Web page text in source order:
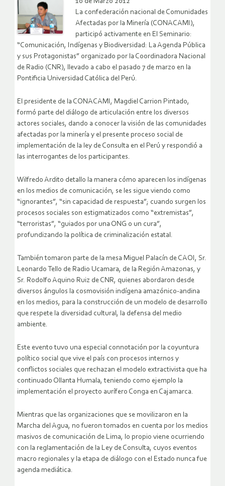
La confederación nacional de Comunidades
Afectadas por la Minería (CONACAMI),
participó activamente en El Seminario:
“Comunicación, Indígenas y Biodiversidad: La Agenda Pública
y sus Protagonistas” organizado por la Coordinadora Nacional
de Radio (CNR), llevado a cabo el pasado 7 de marzo en la
Pontificia Universidad Católica del Perú.
El presidente de la CONACAMI, Magdiel Carrion Pintado,
formó parte del diálogo de articulación entre los diversos
actores sociales, dando a conocer la visión de las comunidades
afectadas por la minería y el presente proceso social de
implementación de la ley de Consulta en el Perú y respondió a
las interrogantes de los participantes.
Wilfredo Ardito detallo la manera cómo aparecen los indígenas
en los medios de comunicación, se les sigue viendo como
“ignorantes”, “sin capacidad de respuesta”; cuando surgen los
procesos sociales son estigmatizados como “extremistas”,
“terroristas”, “guiados por una ONG o un cura”,
profundizando la política de criminalización estatal.
También tomaron parte de la mesa Miguel Palacín de CAOI, Sr.
Leonardo Tello de Radio Ucamara, de la Región Amazonas, y
Sr. Rodolfo Aquino Ruiz de CNR, quienes abordaron desde
diversos ángulos la cosmovisión indígena amazónico-andina
en los medios, para la construcción de un modelo de desarrollo
que respete la diversidad cultural, la defensa del medio
ambiente.
Este evento tuvo una especial connotación por la coyuntura
político social que vive el país con procesos internos y
conflictos sociales que rechazan el modelo extractivista que ha
continuado Ollanta Humala, teniendo como ejemplo la
implementación el proyecto aurífero Conga en Cajamarca.
Mientras que las organizaciones que se movilizaron en la
Marcha del Agua, no fueron tomados en cuenta por los medios
masivos de comunicación de Lima, lo propio viene ocurriendo
con la reglamentación de la Ley de Consulta, cuyos eventos
macro regionales y la etapa de diálogo con el Estado nunca fue
agenda mediática.